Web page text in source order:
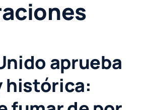
aprueba
histórica: